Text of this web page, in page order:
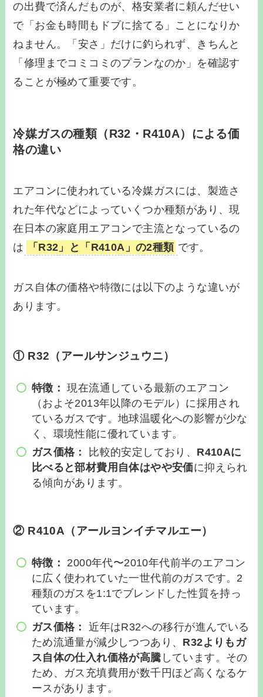
の出費で済んだものが、格安業者に頼んだせい
で「お金も時間もドブに捨てる」ことになりか
ねません。「安さ」だけに釣られず、きちんと
「修理までコミコミのプランなのか」を確認す
ることが極めて重要です。
冷媒ガスの種類（R32・R410A）による価
格の違い
エアコンに使われている冷媒ガスには、製造さ
れた年代などによっていくつか種類があり、現
在日本の家庭用エアコンで主流となっているの
は
「R32」と「R410A」の2種類 です。
ガス自体の価格や特徴には以下のような違いが
あります。
① R32（アールサンジュウニ）
特徴： 現在流通している最新のエアコン
（およそ2013年以降のモデル）に採用され
ているガスです。地球温暖化への影響が少な
く、環境性能に優れています。
ガス価格：
比較的安定しており、 R410Aに
比べると部材費用自体はやや安価に抑えられ
る傾向があります。
② R410A（アールヨンイチマルエー）
特徴：
2000年代〜2010年代前半のエアコン
に広く使われていた一世代前のガスです。2
種類のガスを1:1でブレンドした性質を持っ
ています。
ガス価格：
近年はR32への移行が進んでいる
ため流通量が減少しつつあり、 R32よりもガ
ス自体の仕入れ価格が高騰 しています。その
ため、ガス充填費用が数千円ほど高くなるケ
ースがあります。